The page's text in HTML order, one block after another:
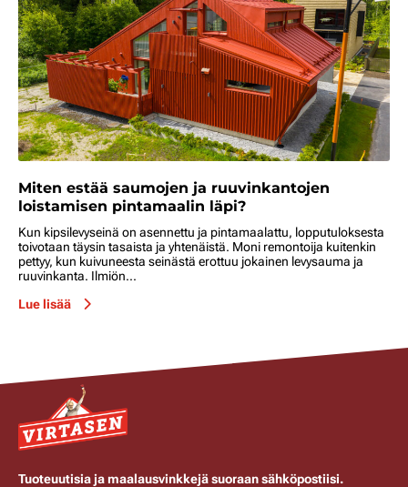
Miten estää saumojen ja ruuvinkantojen
loistamisen pintamaalin läpi?
Kun kipsilevyseinä on asennettu ja pintamaalattu, lopputuloksesta
toivotaan täysin tasaista ja yhtenäistä. Moni remontoija kuitenkin
pettyy, kun kuivuneesta seinästä erottuu jokainen levysauma ja
ruuvinkanta. Ilmiön...
Lue lisää
Tuoteuutisia ja maalausvinkkejä suoraan sähköpostiisi.